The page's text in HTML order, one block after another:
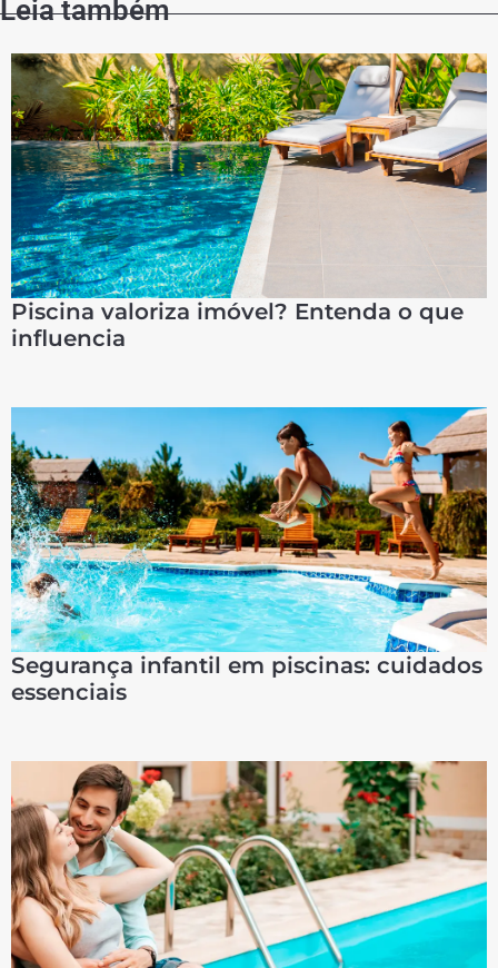
Leia também
Piscina valoriza imóvel? Entenda o que
influencia
Segurança infantil em piscinas: cuidados
essenciais